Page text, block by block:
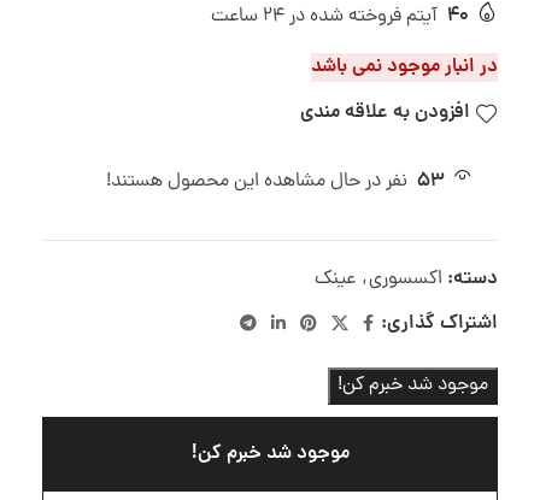
40 آیتم فروخته شده در 24 ساعت
در انبار موجود نمی باشد
افزودن به علاقه مندی
53 نفر در حال مشاهده این محصول هستند!
دسته: اکسسوری, عینک
اشتراک گذاری:
موجود شد خبرم کن!
موجود شد خبرم کن!